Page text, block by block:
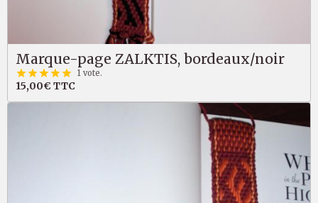
Marque-page ZALKTIS, bordeaux/noir
1 vote.
15,00€ TTC